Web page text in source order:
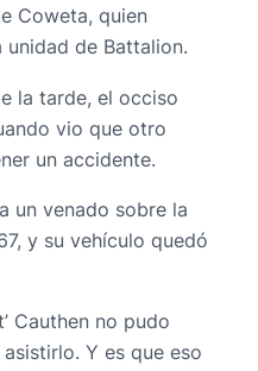
Coweta, quien
de Battalion.
la tarde, el occiso
vio que otro
un accidente.
un venado sobre la
y su vehículo quedó
Cauthen no pudo
Y es que eso